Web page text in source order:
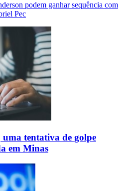
podem ganhar sequência com
Pec
tentativa de golpe
em Minas